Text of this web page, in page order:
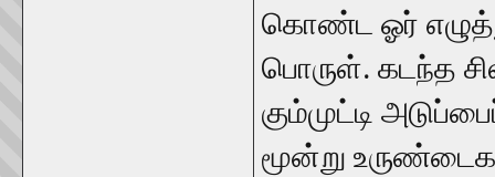
கொண்ட ஓர்
பொருள். கடந்த
கும்முட்டி
மூன்று